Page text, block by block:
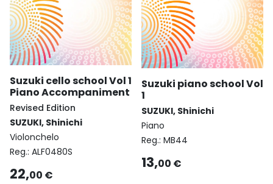
Suzuki cello school Vol 1
Piano Accompaniment
Revised Edition
SUZUKI, Shinichi
Violonchelo
Reg.: ALF0480S
22,00 €
Suzuki piano school Vol
1
SUZUKI, Shinichi
Piano
Reg.: MB44
13,00 €